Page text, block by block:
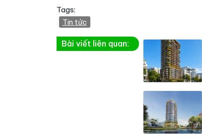
Tags:
Tin tức
Bài viết liên quan: